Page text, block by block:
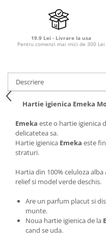
Odorizanți cameră
19.9 Lei - Livrare la usa
Pentru comenzi mai mici de 300 Lei
Descriere
Hartie igienica Emeka
Emeka este o hartie igienica
delicatetea sa.
Hartie igienica Emeka este
straturi.
Hartia din 100% celuloza
relief si model verde deschis.
Are un parfum placut si
munte.
Noua hartie igienica de la
cand se uda.